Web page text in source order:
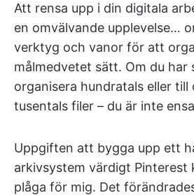
Att rensa upp i din digitala
en omvälvande upplevelse…
verktyg och vanor för att
målmedvetet sätt. Om du har
organisera hundratals eller till
tusentals filer – du är inte
Uppgiften att bygga upp ett
arkivsystem värdigt Pinterest
plåga för mig. Det